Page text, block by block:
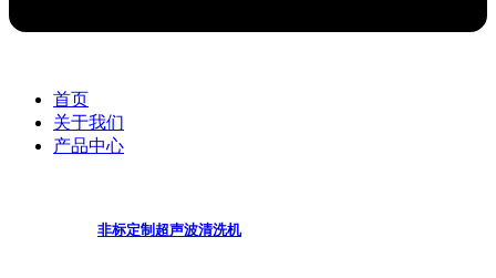
首页
关于我们
产品中心
非标定制超声波清洗机